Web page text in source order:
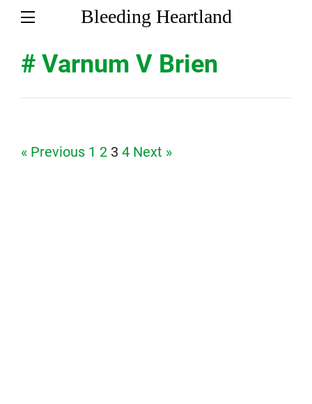
Bleeding Heartland
# Varnum V Brien
« Previous Page
1 Page
2 Page
3 Page
4 Next »